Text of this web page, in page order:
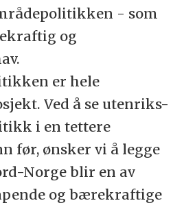
- som
og
er hele
Ved å se utenriks-
i en tettere
før, ønsker vi å legge
Norge blir en av
og bærekraftige